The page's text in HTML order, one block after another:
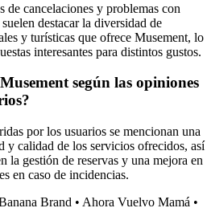
de cancelaciones y problemas con
destacar la diversidad de
y turísticas que ofrece Musement, lo
interesantes para distintos gustos.
según las opiniones
por los usuarios se mencionan una
y calidad de los servicios ofrecidos, así
la gestión de reservas y una mejora en
en caso de incidencias.
Brand • Ahora Vuelvo Mamá •